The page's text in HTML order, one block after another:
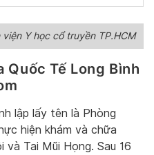
Y học cổ truyền TP.HCM
Quốc Tế Long Bình
lập lấy tên là Phòng
hiện khám và chữa
và Tai Mũi Họng. Sau 16